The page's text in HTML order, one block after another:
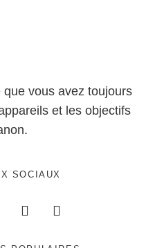
vous avez toujours
et les objectifs
SOCIAUX